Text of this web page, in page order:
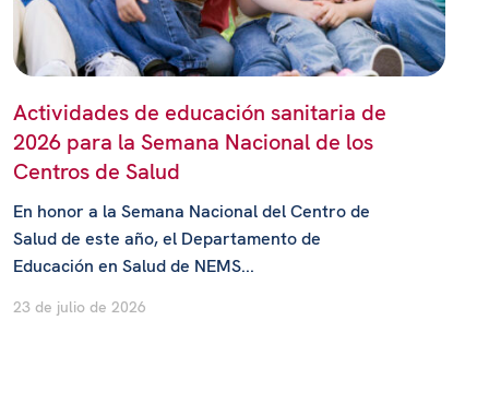
Actividades de educación sanitaria de
2026 para la Semana Nacional de los
Centros de Salud
En honor a la Semana Nacional del Centro de
Salud de este año, el Departamento de
Educación en Salud de NEMS...
23 de julio de 2026